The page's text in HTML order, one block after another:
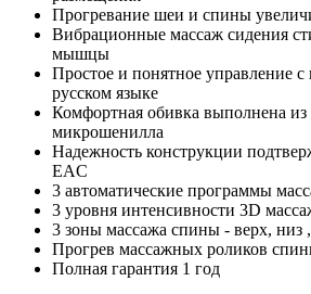
Прогревание шеи и спины
Вибрационные массаж сидения
мышцы
Простое и понятное управление
русском языке
Комфортная обивка выполнена
микрошенилла
Надежность конструкции
EAC
3 автоматические программы
3 уровня интенсивности 3D
3 зоны массажа спины - верх, низ
Прогрев массажных роликов
Полная гарантия 1 год